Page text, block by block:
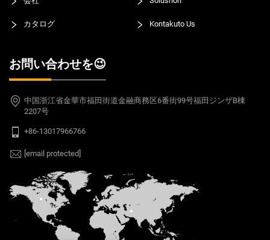
カタログ Kontakuto Us
お問い合わせを😉
中国浙江省金華市福田街道金融商務区6番街99号福田ジンザB棟
2207号
+86-13017966766
[email protected]